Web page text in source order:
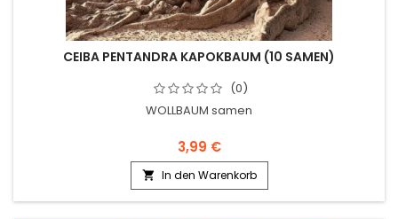
CEIBA PENTANDRA KAPOKBAUM (10 SAMEN)
(0)
WOLLBAUM samen
3,99 €
 In den Warenkorb